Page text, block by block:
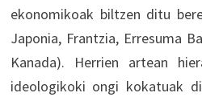
ekonomikoak biltzen ditu
Japonia, Frantzia, Erresuma
Kanada). Herrien artean
ideologikoki ongi kokatuak